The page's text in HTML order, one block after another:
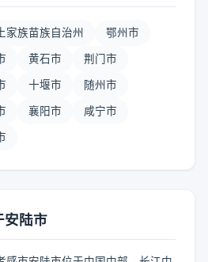
家族苗族自治州 鄂州市
黄石市 荆门市
十堰市 随州市
襄阳市 咸宁市
安陆市